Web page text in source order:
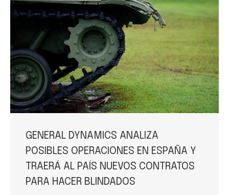
GENERAL DYNAMICS ANALIZA
POSIBLES OPERACIONES EN ESPAÑA Y
TRAERÁ AL PAÍS NUEVOS CONTRATOS
PARA HACER BLINDADOS